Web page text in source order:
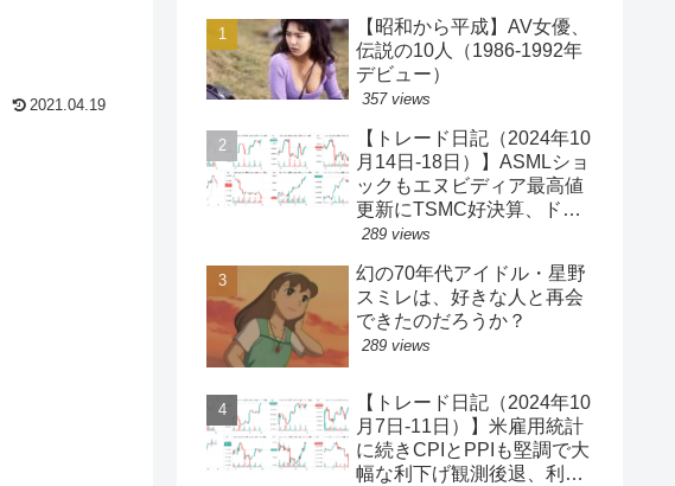
2021.04.19
【昭和から平成】AV女優、
伝説の10人（1986-1992年
デビュー）
357 views
【トレード日記（2024年10
月14日-18日）】ASMLショ
ックもエヌビディア最高値
更新にTSMC好決算、ドル
円一時150円台、円安株高
340】
289 views
幻の70年代アイドル・星野
スミレは、好きな人と再会
できたのだろうか？
289 views
【トレード日記（2024年10
月7日-11日）】米雇用統計
に続きCPIとPPIも堅調で大
幅な利下げ観測後退、利回